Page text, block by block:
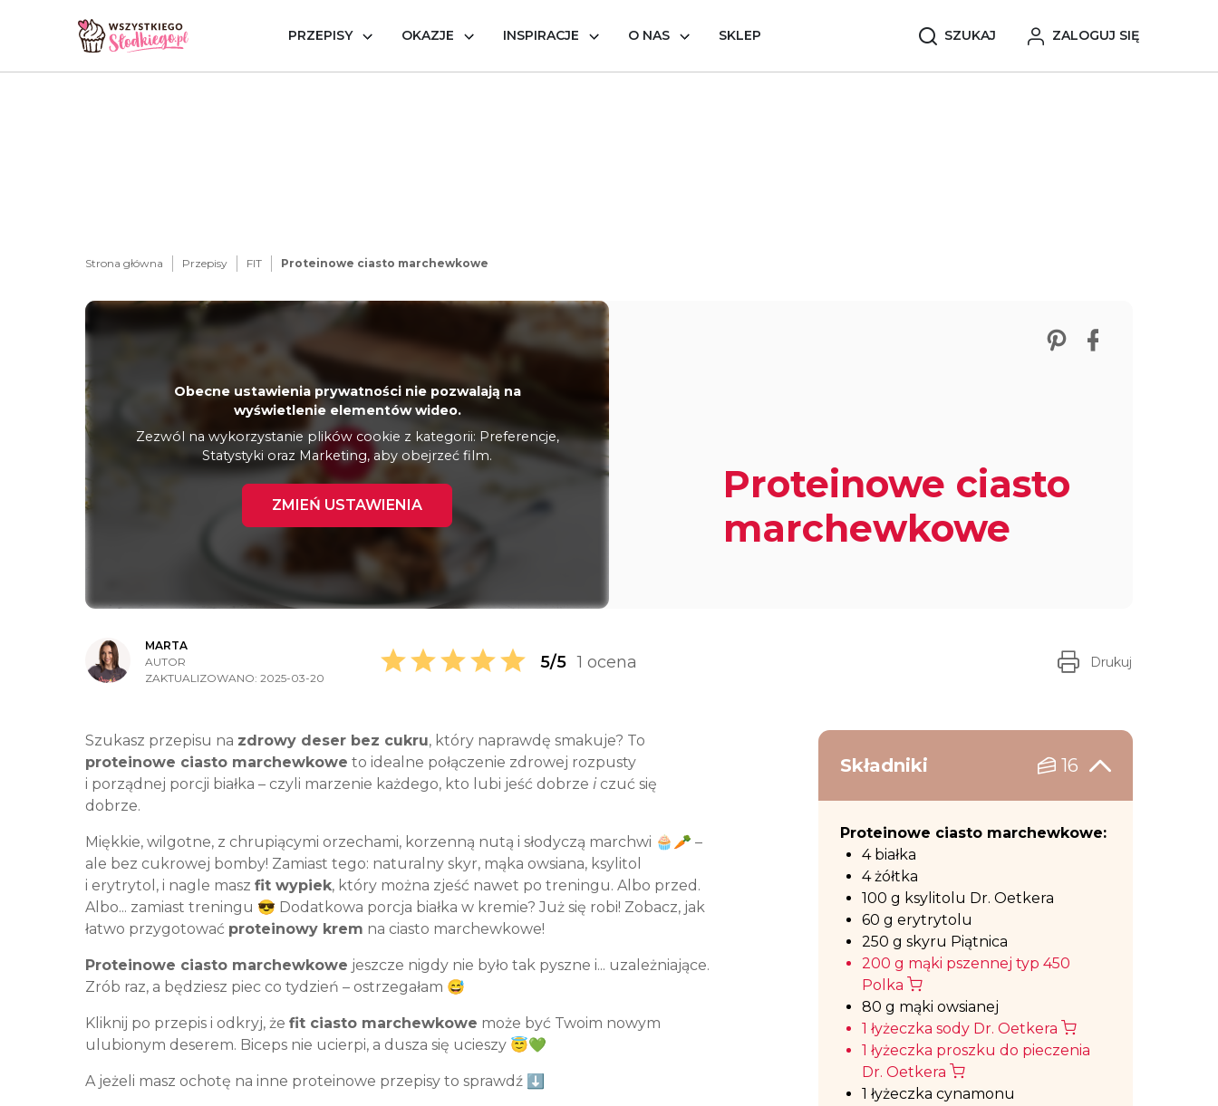
PRZEPISY OKAZJE INSPIRACJE O NAS SKLEP SZUKAJ ZALOGUJ SIĘ
Strona główna Przepisy FIT Proteinowe ciasto marchewkowe
Proteinowe ciasto
marchewkowe
Zobacz nasze
Udostępnij
Obecne ustawienia prywatności nie pozwalają na
wyświetlenie elementów wideo.
Zezwól na wykorzystanie plików cookie z kategorii: Preferencje,
Statystyki oraz Marketing, aby obejrzeć film.
ZMIEŃ USTAWIENIA
MARTA
AUTOR
ZAKTUALIZOWANO: 2025-03-20
5/5 1 ocena Drukuj
Szukasz przepisu na zdrowy deser bez cukru, który naprawdę smakuje? To
proteinowe ciasto marchewkowe to idealne połączenie zdrowej rozpusty
i porządnej porcji białka – czyli marzenie każdego, kto lubi jeść dobrze iczuć się
dobrze.
Miękkie, wilgotne, z chrupiącymi orzechami, korzenną nutą i słodyczą marchwi 🧁🥕 –
ale bez cukrowej bomby! Zamiast tego: naturalny skyr, mąka owsiana, ksylitol
i erytrytol, i nagle masz fit wypiek, który można zjeść nawet po treningu. Albo przed.
Albo... zamiast treningu 😎 Dodatkowa porcja białka w kremie? Już się robi! Zobacz, jak
łatwo przygotować proteinowy krem na ciasto marchewkowe!
Proteinowe ciasto marchewkowe jeszcze nigdy nie było tak pyszne i... uzależniające.
Zrób raz, a będziesz piec co tydzień – ostrzegałam 😅
Kliknij po przepis i odkryj, że fit ciasto marchewkowe może być Twoim nowym
ulubionym deserem. Biceps nie ucierpi, a dusza się ucieszy 😇💚
A jeżeli masz ochotę na inne proteinowe przepisy to sprawdź ⬇️
Składniki 16
Proteinowe ciasto marchewkowe:
4 białka
4 żółtka
100 g ksylitolu Dr. Oetkera
60 g erytrytolu
250 g skyru Piątnica
200 g mąki pszennej typ 450
Polka
80 g mąki owsianej
1 łyżeczka sody Dr. Oetkera
1 łyżeczka proszku do pieczenia
Dr. Oetkera
1 łyżeczka cynamonu